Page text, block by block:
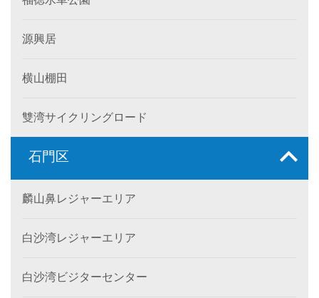
源興居
横山棚田
雙湾サイクリングロード
石門区
麟山鼻レジャーエリア
白沙湾レジャーエリア
白沙湾ビジターセンター